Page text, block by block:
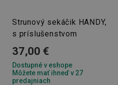
Strunový sekáčik HANDY,
s príslušenstvom
37,00 €
Dostupné v eshope
Môžete mať ihneď v 27
predajniach